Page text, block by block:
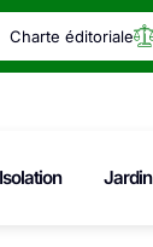
Charte éditoriale
Isolation Jardin